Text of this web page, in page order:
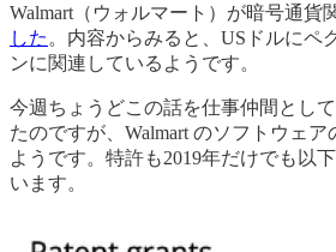
Walmart（ウォルマート）が暗号通貨
した 。内容からみると、USドルにペ
ンに関連しているようです。
今週ちょうどこの話を仕事仲間とし
たのですが、Walmart のソフトウェ
ようです。特許も2019年だけでも以
います。